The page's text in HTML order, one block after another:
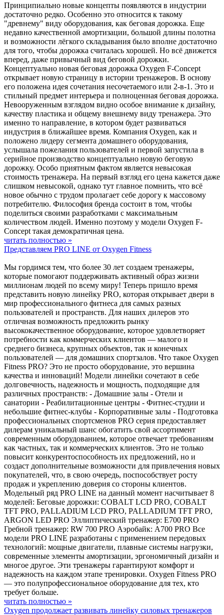
Принципиально новые концепты появляются в индустрии
достаточно редко. Особенно это относится к такому
"древнему" виду оборудования, как беговая дорожка. Еще
недавно качественной амортизации, большой длины полотна
и возможности лёгкого складывания было вполне достаточно
для того, чтобы дорожка считалась хорошей. Но всё движется
вперед, даже привычный вид беговой дорожки.
Концептуально новая беговая дорожка Oxygen F-Concept
открывает новую страницу в истории тренажеров. В основу
его положена идея сочетания несочетаемого или 2-в-1. Это и
стильный предмет интерьера и полноценная беговая дорожка.
Невооруженным взглядом видно особое внимание к дизайну,
качеству пластика и общему внешнему виду тренажера. Это
именно то направление, в котором будет развиваться
индустрия в ближайшее время. Компания Oxygen, как и
положено лидеру сегмента домашнего оборудования,
услышала пожелания пользователей и первой запустила в
серийное производство концептуально новую беговую
дорожку. Особо приятным фактом является невысокая
стоимость тренажера. На первый взгляд его цена кажется даже
слишком невысокой, однако тут главное помнить, что всё
новое обычно с трудом пролагает себе дорогу к массовому
потребителю. Философия бренда состоит в том, чтобы
поделиться своими разработками с максимальным
количеством людей. Именно поэтому у модели Oxygen F-
Concept такая демократичная цена.
читать полностью »
Представляем PRO LINE от Oxygen Fitness
Мы гордимся тем, что более 30 лет создаем тренажеры,
которые помогают поддерживать активный образ жизни
миллионам людей по всему миру! Теперь пришло время
представить новую линейку PRO, которая открывает двери в
мир профессионального фитнеса для самых разных
пользователей и пространств. Для наших дилеров это
отличная возможность предложить рынку
высококачественное оборудование, которое удовлетворяет
потребности как коммерческих клиентов — малого и
среднего бизнеса, крупных объектов, так и конечных
пользователей — для домашних спортзалов. Что такое Oxygen
Fitness PRO? Это не просто оборудование, это вершина
качества и инноваций! Модели линейки сочетают в себе
долговечность, надежность и мощность, подходящие для
различных пространств: - Домашние залы - Отели и
санатории - Реабилитационные центры - Фитнес-студии и
небольшие фитнес-клубы - Корпоративные залы - Подготовка
профессиональных спортсменов PRO серия предоставляет
дилерам уникальный шанс обогатить свой ассортимент
современным оборудованием, которое отвечает требованиям
как частных, так и коммерческих клиентов. Это не только
повысит конкурентоспособность их предложений, но и
создаст дополнительные возможности для привлечения новых
покупателей, что, в свою очередь, поспособствует росту
продаж и укреплению доверия со стороны клиентов.
Модельный ряд PRO LINE на данный момент насчитывает 8
моделей: Беговые дорожки: COBALT LCD PRO, COBALT
TFT PRO, PALLADIUM LCD PRO, PALLADIUM TFT PRO,
ARGON LED PRO Эллиптический тренажер: E700 PRO
Гребной тренажер: RW 700 PRO Аэробайк: A700 PRO Все
модели PRO LINE разработаны с применением передовых
технологий: мощные двигатели, плавные системы нагрузки,
современные элементы амортизации, эргономичный дизайн и
многое другое. Эти тренажеры гарантируют комфорт и
надежность на каждом этапе тренировки. Oxygen Fitness PRO
— это полупрофессиональное оборудование для тех, кто
требует больше.
читать полностью »
Oxygen продолжает развивать линейку силовых тренажеров